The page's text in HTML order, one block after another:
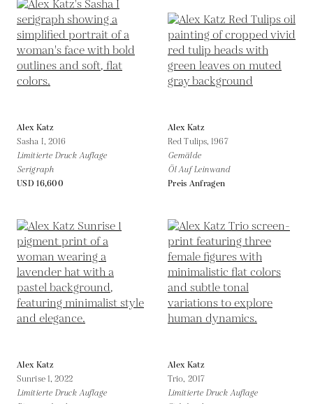
Alex Katz
Sasha I, 2016
Limitierte Druck Auflage
Serigraph
USD 16,600
Alex Katz
Red Tulips,1967
Gemälde
Öl Auf Leinwand
Preis Anfragen
Alex Katz
Sunrise 1,2022
Limitierte Druck Auflage
Alex Katz
Trio, 2017
Limitierte Druck Auflage